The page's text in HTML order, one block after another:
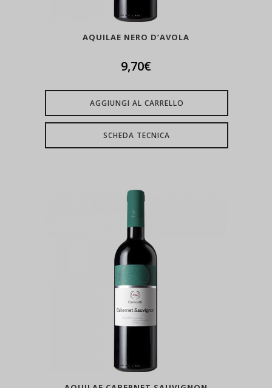
AQUILAE NERO D’AVOLA
9,70€
AGGIUNGI AL CARRELLO
SCHEDA TECNICA